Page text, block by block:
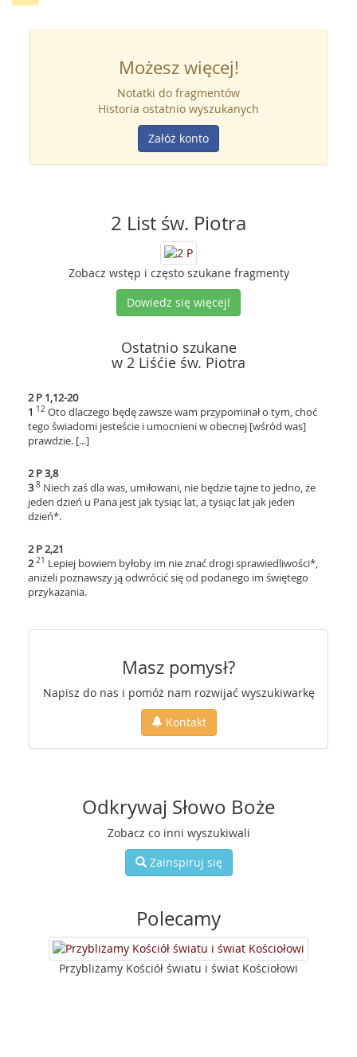
Możesz więcej!
Notatki do fragmentów
Historia ostatnio wyszukanych
Załóż konto
2 List św. Piotra
Zobacz wstęp i często szukane fragmenty
Dowiedz się więcej!
Ostatnio szukane
w 2 Liśćie św. Piotra
2 P 1,12-20
1 12 Oto dlaczego będę zawsze wam przypominał o tym, choć
tego świadomi jesteście i umocnieni w obecnej [wśród was]
prawdzie. [...]
2 P 3,8
3 8 Niech zaś dla was, umiłowani, nie będzie tajne to jedno, że
jeden dzień u Pana jest jak tysiąc lat, a tysiąc lat jak jeden
dzień*.
2 P 2,21
2 21 Lepiej bowiem byłoby im nie znać drogi sprawiedliwości*,
aniżeli poznawszy ją odwrócić się od podanego im świętego
przykazania.
Masz pomysł?
Napisz do nas i pomóż nam rozwijać wyszukiwarkę
Kontakt
Odkrywaj Słowo Boże
Zobacz co inni wyszukiwali
Zainspiruj się
Polecamy
Przybliżamy Kościół światu i świat Kościołowi